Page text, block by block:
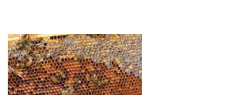
Roofvogeldemonstratie